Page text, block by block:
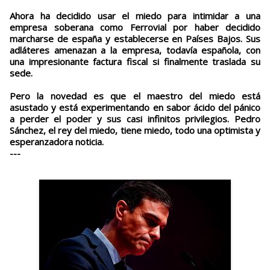
Ahora ha decidido usar el miedo para intimidar a una
empresa soberana como Ferrovial por haber decidido
marcharse de españa y establecerse en Países Bajos. Sus
adláteres amenazan a la empresa, todavía española, con
una impresionante factura fiscal si finalmente traslada su
sede.
Pero la novedad es que el maestro del miedo está
asustado y está experimentando en sabor ácido del pánico
a perder el poder y sus casi infinitos privilegios. Pedro
Sánchez, el rey del miedo, tiene miedo, todo una optimista y
esperanzadora noticia.
---